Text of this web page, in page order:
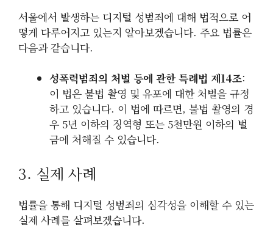
서울에서 발생하는 디지털 성범죄에 대해 법적으로 어
떻게 다루어지고 있는지 알아보겠습니다. 주요 법률은
다음과 같습니다.
성폭력범죄의 처벌 등에 관한 특례법 제14조:
이 법은 불법 촬영 및 유포에 대한 처벌을 규정
하고 있습니다. 이 법에 따르면, 불법 촬영의 경
우 5년 이하의 징역형 또는 5천만원 이하의 벌
금에 처해질 수 있습니다.
3. 실제 사례
법률을 통해 디지털 성범죄의 심각성을 이해할 수 있는
실제 사례를 살펴보겠습니다.